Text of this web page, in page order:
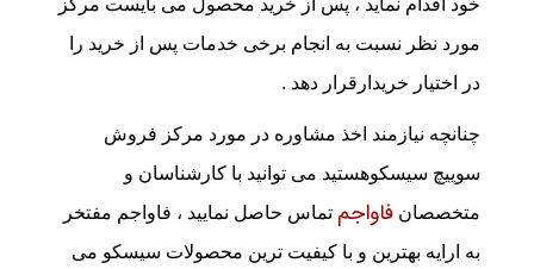
خود اقدام نماید ، پس از خرید محصول می بایست مرکز
مورد نظر نسبت به انجام برخی خدمات پس از خرید را
در اختیار خریدارقرار دهد .
چنانچه نیازمند اخذ مشاوره در مورد مرکز فروش
سوییچ سیسکو‌هستید می توانید با کارشناسان و
متخصصان فاواجم تماس حاصل نمایید ، فاواجم مفتخر
به ارایه بهترین و با کیفیت ترین محصولات سیسکو می